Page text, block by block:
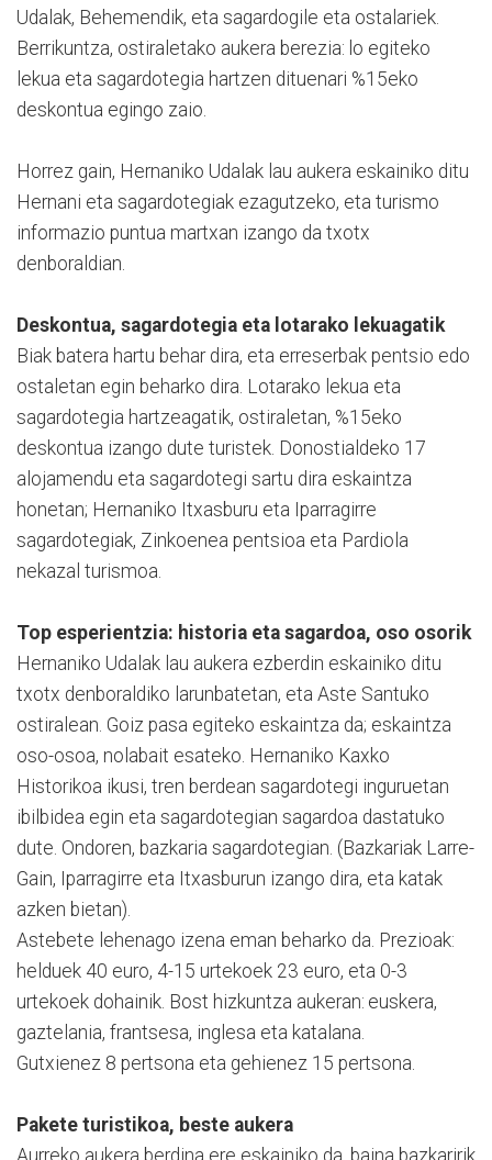
Udalak, Behemendik, eta sagardogile eta ostalariek.
Berrikuntza, ostiraletako aukera berezia: lo egiteko
lekua eta sagardotegia hartzen dituenari %15eko
deskontua egingo zaio.
Horrez gain, Hernaniko Udalak lau aukera eskainiko ditu
Hernani eta sagardotegiak ezagutzeko, eta turismo
informazio puntua martxan izango da txotx
denboraldian.
Deskontua, sagardotegia eta lotarako lekuagatik
Biak batera hartu behar dira, eta erreserbak pentsio edo
ostaletan egin beharko dira. Lotarako lekua eta
sagardotegia hartzeagatik, ostiraletan, %15eko
deskontua izango dute turistek. Donostialdeko 17
alojamendu eta sagardotegi sartu dira eskaintza
honetan; Hernaniko Itxasburu eta Ipa­rragirre
sagardotegiak, Zin­koe­nea pentsioa eta Pardiola
nekazal turismoa.
Top esperientzia: historia eta sagardoa, oso osorik
Hernaniko Udalak lau aukera ezberdin eskainiko ditu
txotx denboraldiko larunbatetan, eta Aste Santuko
ostiralean. Goiz pasa egiteko eskaintza da; eskaintza
oso-osoa, nolabait esateko. Hernaniko Kaxko
Historikoa ikusi, tren berdean sagardotegi inguruetan
ibilbidea egin eta sagardotegian sagardoa dastatuko
dute. On­doren, bazkaria sagardotegian. (Bazkariak Larre-
Gain, Iparra­girre eta Itxasburun izan­go dira, eta katak
azken bietan).
Astebete lehenago izena eman beharko da. Prezioak:
hel­duek 40 euro, 4-15 urtekoek 23 euro, eta 0-3
urtekoek dohai­nik. Bost hizkuntza aukeran: euskera,
gaztelania, frantsesa, inglesa eta katalana.
Gutxienez 8 pertsona eta gehienez 15 pertsona.
Pakete turistikoa, beste aukera
Aurreko aukera berdina ere eskainiko da, baina bazkaririk